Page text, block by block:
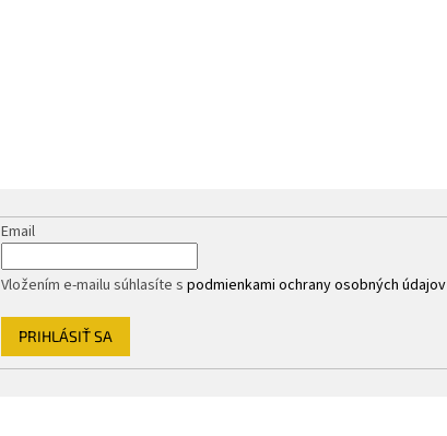
Email
Vložením e-mailu súhlasíte spodmienkami ochrany osobných údajov
PRIHLÁSIŤ SA